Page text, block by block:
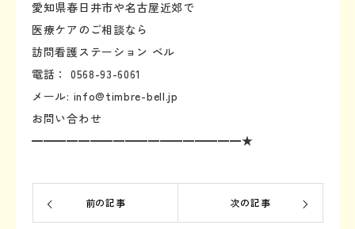
愛知県春日井市や名古屋近郊で
医療ケアのご相談なら
訪問看護ステーション ベル
電話： 0568-93-6061
メール: info@timbre-bell.jp
お問い合わせ
━━━━━━━━━━━━━━━━━━★
前の記事 次の記事